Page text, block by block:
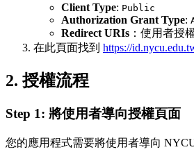
Client Type: Public
Authorization Grant Type:
Redirect URIs ：使用者授
在此頁面找到 https://
2. 授權流程
Step 1: 將使用者導向授權頁面
您的應用程式需要將使用者導向